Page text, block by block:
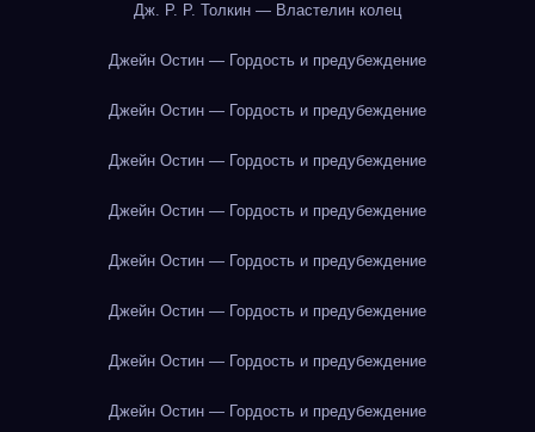
Дж. Р. Р. Толкин — Властелин колец
Джейн Остин — Гордость и предубеждение
Джейн Остин — Гордость и предубеждение
Джейн Остин — Гордость и предубеждение
Джейн Остин — Гордость и предубеждение
Джейн Остин — Гордость и предубеждение
Джейн Остин — Гордость и предубеждение
Джейн Остин — Гордость и предубеждение
Джейн Остин — Гордость и предубеждение